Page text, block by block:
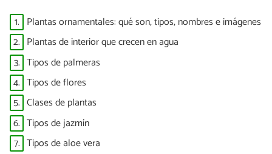
1. Plantas ornamentales: qué son, tipos, nombres e imágenes
2. Plantas de interior que crecen en agua
3. Tipos de palmeras
4. Tipos de flores
5. Clases de plantas
6. Tipos de jazmín
7. Tipos de aloe vera